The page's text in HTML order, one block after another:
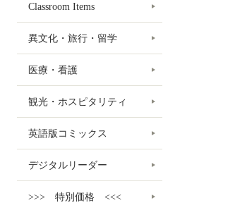
Classroom Items
異文化・旅行・留学
医療・看護
観光・ホスピタリティ
英語版コミックス
デジタルリーダー
>>> 特別価格 <<<